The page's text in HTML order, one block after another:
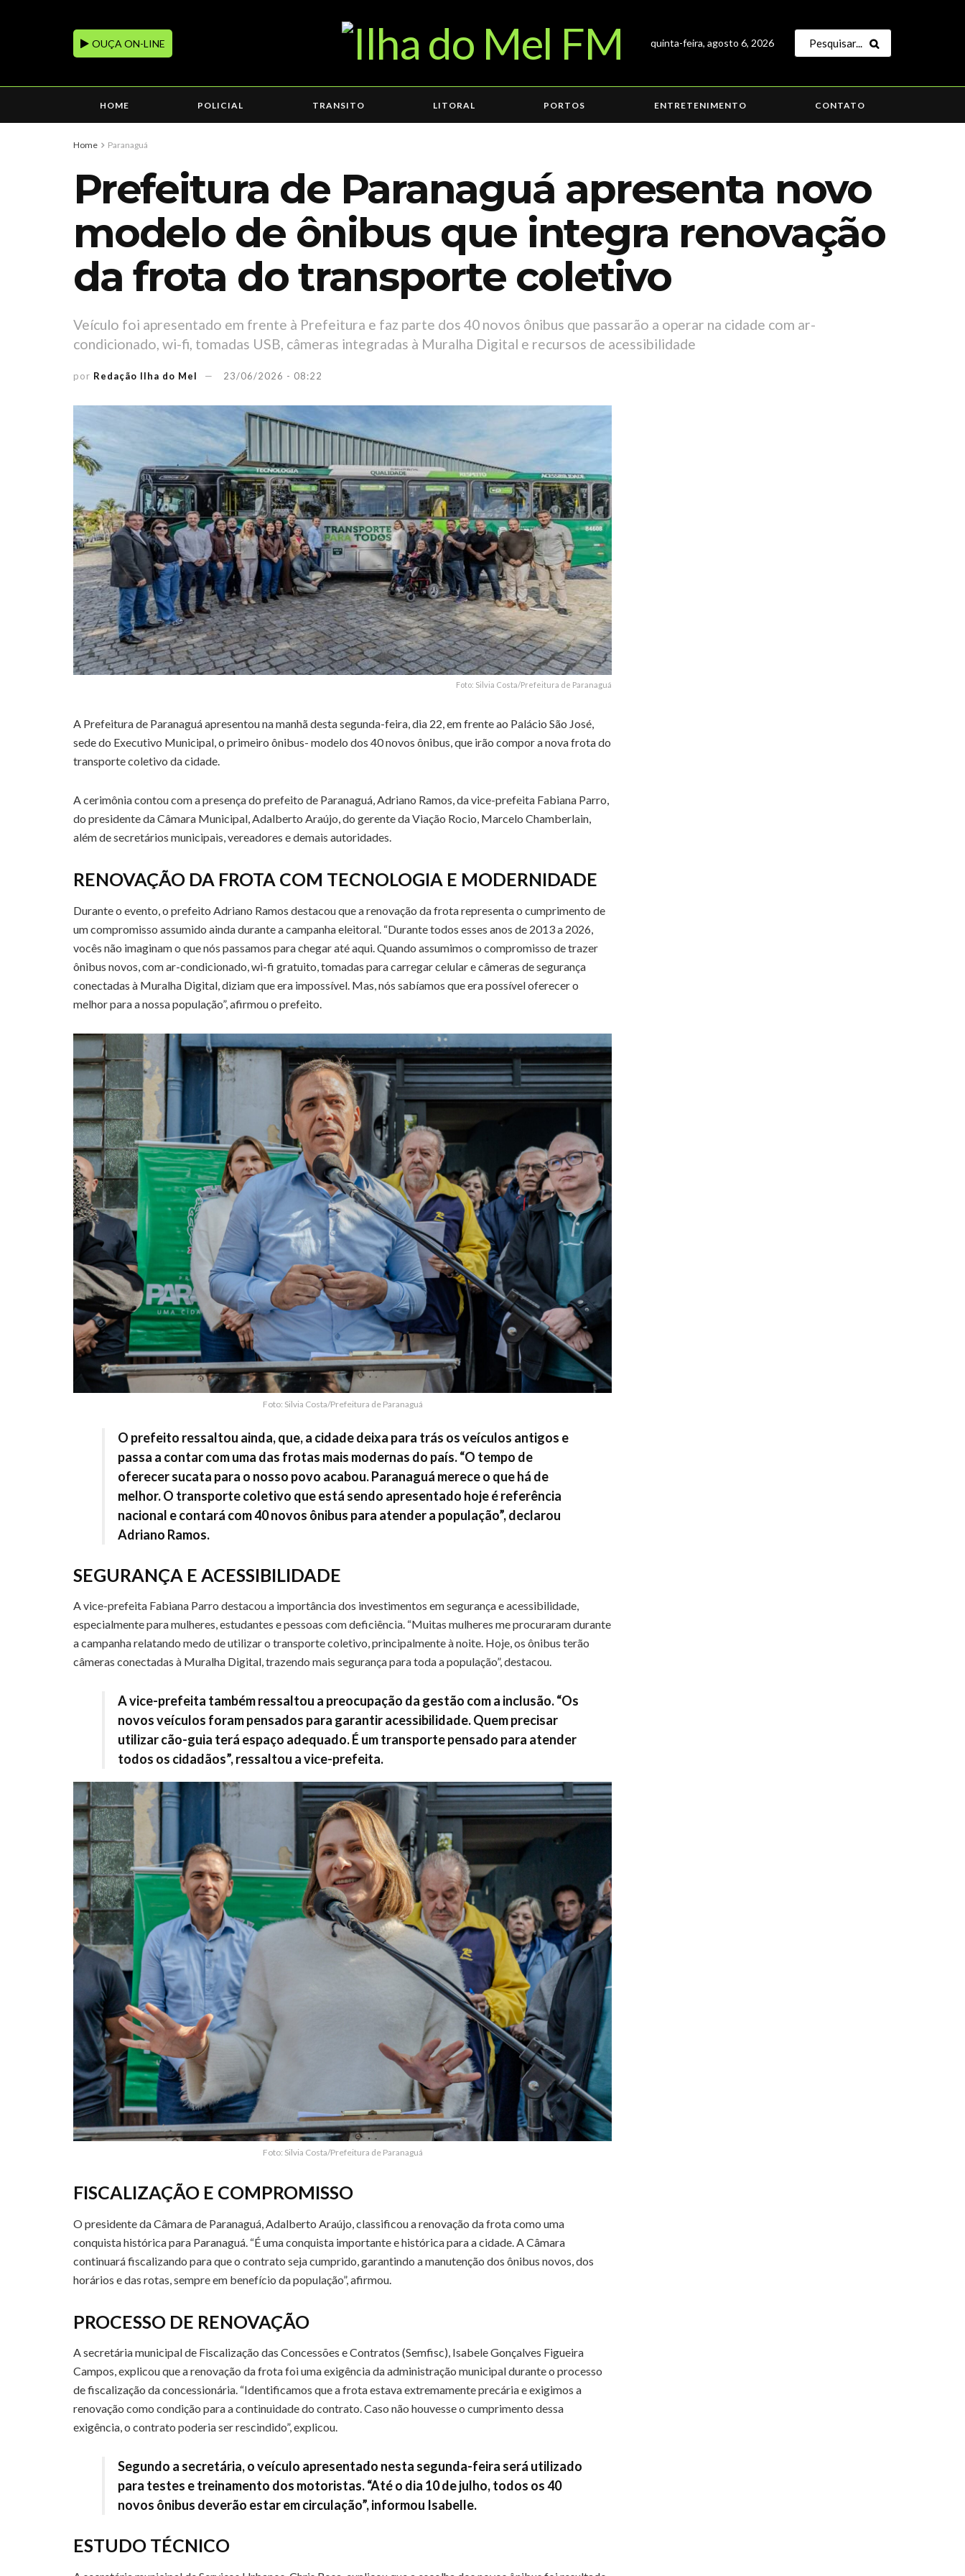
OUÇA ON-LINE quinta-feira, agosto 6, 2026
HOME POLICIAL TRANSITO LITORAL PORTOS ENTRETENIMENTO CONTATO
Home Paranaguá
Prefeitura de Paranaguá apresenta novo
modelo de ônibus que integra renovação
da frota do transporte coletivo
Veículo foi apresentado em frente à Prefeitura e faz parte dos 40 novos ônibus que passarão a operar na cidade com ar-
condicionado, wi-fi, tomadas USB, câmeras integradas à Muralha Digital e recursos de acessibilidade
por Redação Ilha do Mel 23/06/2026 - 08:22
Foto: Silvia Costa/Prefeitura de Paranaguá
A Prefeitura de Paranaguá apresentou na manhã desta segunda-feira, dia 22, em frente ao Palácio São José,
sede do Executivo Municipal, o primeiro ônibus- modelo dos 40 novos ônibus, que irão compor a nova frota do
transporte coletivo da cidade.
A cerimônia contou com a presença do prefeito de Paranaguá, Adriano Ramos, da vice-prefeita Fabiana Parro,
do presidente da Câmara Municipal, Adalberto Araújo, do gerente da Viação Rocio, Marcelo Chamberlain,
além de secretários municipais, vereadores e demais autoridades.
RENOVAÇÃO DA FROTA COM TECNOLOGIA E MODERNIDADE
Durante o evento, o prefeito Adriano Ramos destacou que a renovação da frota representa o cumprimento de
um compromisso assumido ainda durante a campanha eleitoral. “Durante todos esses anos de 2013 a 2026,
vocês não imaginam o que nós passamos para chegar até aqui. Quando assumimos o compromisso de trazer
ônibus novos, com ar-condicionado, wi-fi gratuito, tomadas para carregar celular e câmeras de segurança
conectadas à Muralha Digital, diziam que era impossível. Mas, nós sabíamos que era possível oferecer o
melhor para a nossa população”, afirmou o prefeito.
Foto: Silvia Costa/Prefeitura de Paranaguá
O prefeito ressaltou ainda, que, a cidade deixa para trás os veículos antigos e
passa a contar com uma das frotas mais modernas do país. “O tempo de
oferecer sucata para o nosso povo acabou. Paranaguá merece o que há de
melhor. O transporte coletivo que está sendo apresentado hoje é referência
nacional e contará com 40 novos ônibus para atender a população”, declarou
Adriano Ramos.
SEGURANÇA E ACESSIBILIDADE
A vice-prefeita Fabiana Parro destacou a importância dos investimentos em segurança e acessibilidade,
especialmente para mulheres, estudantes e pessoas com deficiência. “Muitas mulheres me procuraram durante
a campanha relatando medo de utilizar o transporte coletivo, principalmente à noite. Hoje, os ônibus terão
câmeras conectadas à Muralha Digital, trazendo mais segurança para toda a população”, destacou.
A vice-prefeita também ressaltou a preocupação da gestão com a inclusão. “Os
novos veículos foram pensados para garantir acessibilidade. Quem precisar
utilizar cão-guia terá espaço adequado. É um transporte pensado para atender
todos os cidadãos”, ressaltou a vice-prefeita.
Foto: Silvia Costa/Prefeitura de Paranaguá
FISCALIZAÇÃO E COMPROMISSO
O presidente da Câmara de Paranaguá, Adalberto Araújo, classificou a renovação da frota como uma
conquista histórica para Paranaguá. “É uma conquista importante e histórica para a cidade. A Câmara
continuará fiscalizando para que o contrato seja cumprido, garantindo a manutenção dos ônibus novos, dos
horários e das rotas, sempre em benefício da população”, afirmou.
PROCESSO DE RENOVAÇÃO
A secretária municipal de Fiscalização das Concessões e Contratos (Semfisc), Isabele Gonçalves Figueira
Campos, explicou que a renovação da frota foi uma exigência da administração municipal durante o processo
de fiscalização da concessionária. “Identificamos que a frota estava extremamente precária e exigimos a
renovação como condição para a continuidade do contrato. Caso não houvesse o cumprimento dessa
exigência, o contrato poderia ser rescindido”, explicou.
Segundo a secretária, o veículo apresentado nesta segunda-feira será utilizado
para testes e treinamento dos motoristas. “Até o dia 10 de julho, todos os 40
novos ônibus deverão estar em circulação”, informou Isabelle.
ESTUDO TÉCNICO